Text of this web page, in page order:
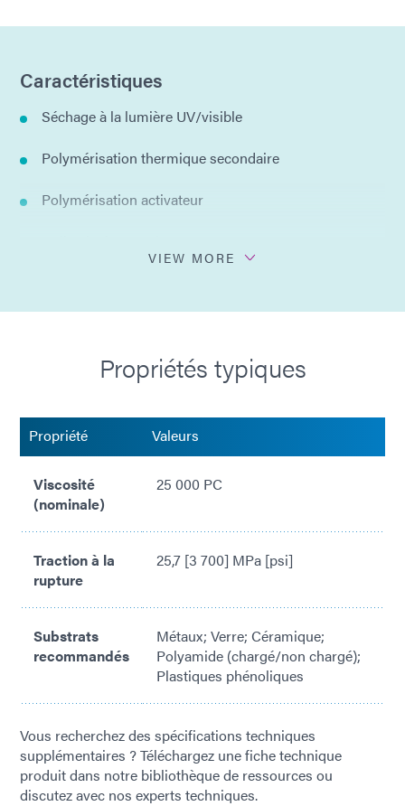
Caractéristiques
Séchage à la lumière UV/visible
Polymérisation thermique secondaire
Polymérisation activateur
Aucun solvant ajouté
VIEW MORE
Propriétés typiques
Propriété Valeurs
Viscosité
(nominale)
25 000 PC
Traction à la
rupture
25,7 [3 700] MPa [psi]
Substrats
recommandés
Métaux; Verre; Céramique;
Polyamide (chargé/non chargé);
Plastiques phénoliques
Vous recherchez des spécifications techniques
supplémentaires ? Téléchargez une fiche technique
produit dans notre bibliothèque de ressources ou
discutez avec nos experts techniques.